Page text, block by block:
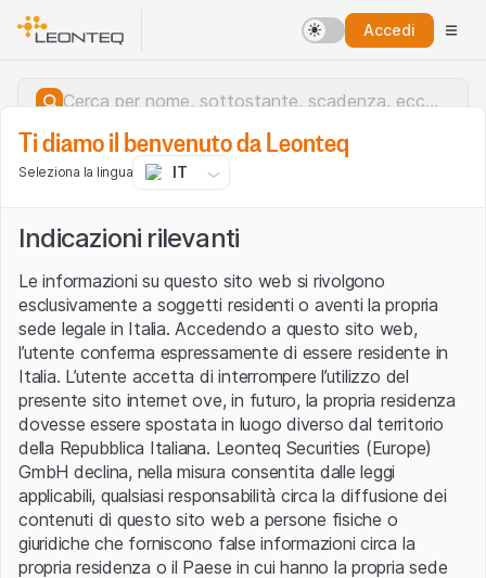
Accedi
Errore del server.
Ti diamo il benvenuto da Leonteq
Seleziona la lingua IT
Indicazioni rilevanti
Le informazioni su questo sito web si rivolgono
esclusivamente a soggetti residenti o aventi la propria
sede legale in Italia. Accedendo a questo sito web,
l’utente conferma espressamente di essere residente in
Italia. L’utente accetta di interrompere l’utilizzo del
presente sito internet ove, in futuro, la propria residenza
dovesse essere spostata in luogo diverso dal territorio
della Repubblica Italiana. Leonteq Securities (Europe)
GmbH declina, nella misura consentita dalle leggi
applicabili, qualsiasi responsabilità circa la diffusione dei
contenuti di questo sito web a persone fisiche o
giuridiche che forniscono false informazioni circa la
propria residenza o il Paese in cui hanno la propria sede